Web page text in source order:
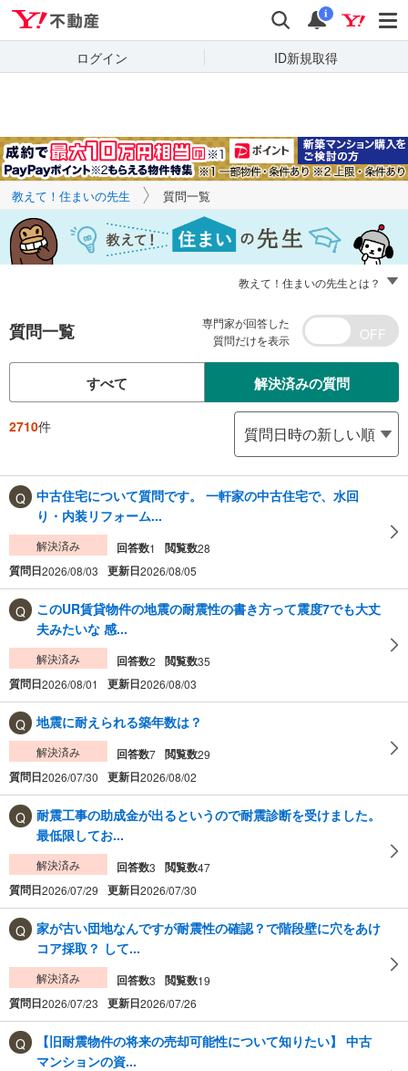
検索 通知
i
ログイン ID新規取得
キーワードで
質問を探す
教えて！住まいの先生 質問一覧
教えて！住まいの先生とは？
質問一覧
専門家が回答した
質問だけを表示
すべて 解決済みの質問
2710件
中古住宅について質問です。 一軒家の中古住宅で、水回
り・内装リフォーム...
解決済み 回答数1 閲覧数28
質問日2026/08/03 更新日2026/08/05
このUR賃貸物件の地震の耐震性の書き方って震度7でも大丈
夫みたいな 感...
解決済み 回答数2 閲覧数35
質問日2026/08/01 更新日2026/08/03
地震に耐えられる築年数は？
解決済み 回答数7 閲覧数29
質問日2026/07/30 更新日2026/08/02
耐震工事の助成金が出るというので耐震診断を受けました。
最低限してお...
解決済み 回答数3 閲覧数47
質問日2026/07/29 更新日2026/07/30
家が古い団地なんですが耐震性の確認？で階段壁に穴をあけ
コア採取？ して...
解決済み 回答数3 閲覧数19
質問日2026/07/23 更新日2026/07/26
【旧耐震物件の将来の売却可能性について知りたい】 中古
マンションの資...